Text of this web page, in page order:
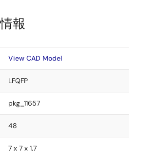
報
View CAD Model
LFQFP
pkg_11657
48
7 x 7 x 1.7